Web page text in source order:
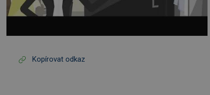
Kopírovat odkaz